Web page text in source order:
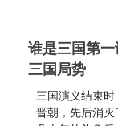
谁是三国第
三国局势
三国演义结束
晋朝，先后消